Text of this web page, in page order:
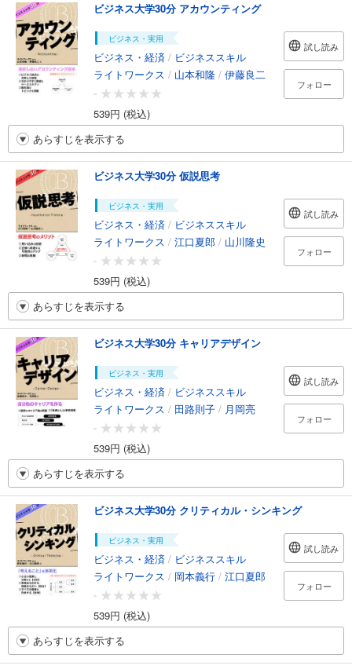
ビジネス大学30分 アカウンティング
ビジネス・実用
ビジネス・経済 / ビジネススキル
ライトワークス / 山本和隆 / 伊藤良二
-
539円 (税込)
試し読み
フォロー
あらすじを表示する
ビジネス大学30分 仮説思考
ビジネス・実用
ビジネス・経済 / ビジネススキル
ライトワークス / 江口夏郎 / 山川隆史
-
539円 (税込)
試し読み
フォロー
あらすじを表示する
ビジネス大学30分 キャリアデザイン
ビジネス・実用
ビジネス・経済 / ビジネススキル
ライトワークス / 田路則子 / 月岡亮
-
539円 (税込)
試し読み
フォロー
あらすじを表示する
ビジネス大学30分 クリティカル・シンキング
ビジネス・実用
ビジネス・経済 / ビジネススキル
ライトワークス / 岡本義行 / 江口夏郎
-
539円 (税込)
試し読み
フォロー
あらすじを表示する